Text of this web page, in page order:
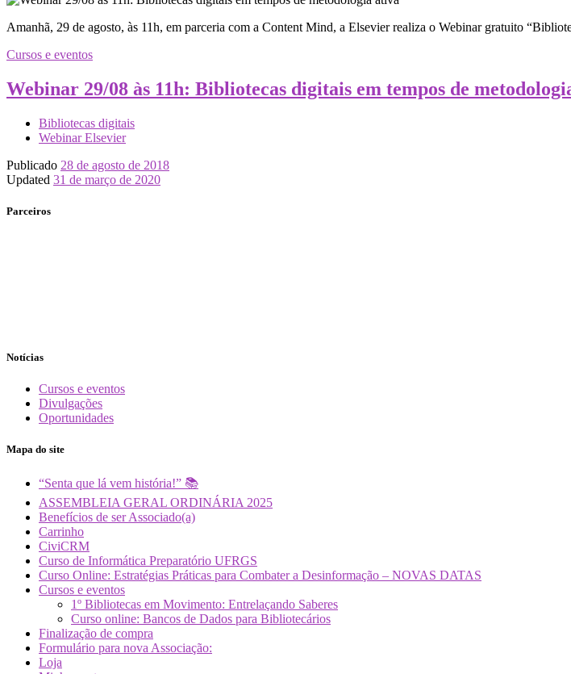
Amanhã, 29 de agosto, às 11h, em parceria com a Content Mind, a Elsevier realiza o Webinar gratuito
Cursos e eventos
Webinar 29/08 às 11h: Bibliotecas digitais em tempos de
Bibliotecas digitais
Webinar Elsevier
Publicado 28 de agosto de 2018
Updated 31 de março de 2020
Parceiros
Notícias
Cursos e eventos
Divulgações
Oportunidades
Mapa do site
“Senta que lá vem história!” 📚
ASSEMBLEIA GERAL ORDINÁRIA 2025
Benefícios de ser Associado(a)
Carrinho
CiviCRM
Curso de Informática Preparatório UFRGS
Curso Online: Estratégias Práticas para Combater a Desinformação – NOVAS DATAS
Cursos e eventos
1º Bibliotecas em Movimento: Entrelaçando Saberes
Curso online: Bancos de Dados para Bibliotecários
Finalização de compra
Formulário para nova Associação:
Loja